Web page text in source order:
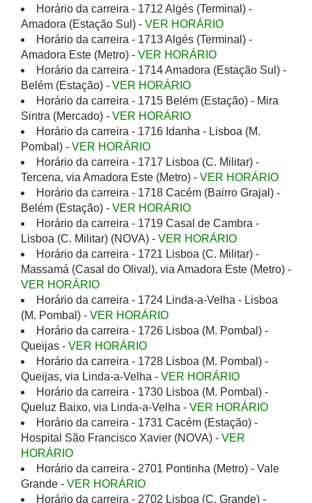
Horário da carreira - 1712 Algés (Terminal) -
Amadora (Estação Sul) - VER HORÁRIO
Horário da carreira - 1713 Algés (Terminal) -
Amadora Este (Metro) - VER HORÁRIO
Horário da carreira - 1714 Amadora (Estação Sul) -
Belém (Estação) - VER HORÁRIO
Horário da carreira - 1715 Belém (Estação) - Mira
Sintra (Mercado) - VER HORÁRIO
Horário da carreira - 1716 Idanha - Lisboa (M.
Pombal) - VER HORÁRIO
Horário da carreira - 1717 Lisboa (C. Militar) -
Tercena, via Amadora Este (Metro) - VER HORÁRIO
Horário da carreira - 1718 Cacém (Bairro Grajal) -
Belém (Estação) - VER HORÁRIO
Horário da carreira - 1719 Casal de Cambra -
Lisboa (C. Militar) (NOVA) - VER HORÁRIO
Horário da carreira - 1721 Lisboa (C. Militar) -
Massamá (Casal do Olival), via Amadora Este (Metro) -
VER HORÁRIO
Horário da carreira - 1724 Linda-a-Velha - Lisboa
(M. Pombal) - VER HORÁRIO
Horário da carreira - 1726 Lisboa (M. Pombal) -
Queijas - VER HORÁRIO
Horário da carreira - 1728 Lisboa (M. Pombal) -
Queijas, via Linda-a-Velha - VER HORÁRIO
Horário da carreira - 1730 Lisboa (M. Pombal) -
Queluz Baixo, via Linda-a-Velha - VER HORÁRIO
Horário da carreira - 1731 Cacém (Estação) -
Hospital São Francisco Xavier (NOVA) - VER
HORÁRIO
Horário da carreira - 2701 Pontinha (Metro) - Vale
Grande - VER HORÁRIO
Horário da carreira - 2702 Lisboa (C. Grande) -